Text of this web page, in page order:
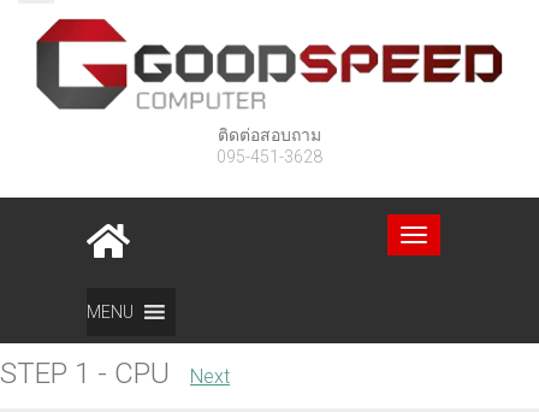
ติดต่อสอบถาม
095-451-3628
Toggle
navigation
MENU
จัดสเปค PC
STEP 1 - CPU Next